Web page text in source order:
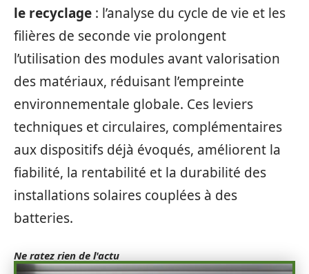
le recyclage : l’analyse du cycle de vie et les
filières de seconde vie prolongent
l’utilisation des modules avant valorisation
des matériaux, réduisant l’empreinte
environnementale globale. Ces leviers
techniques et circulaires, complémentaires
aux dispositifs déjà évoqués, améliorent la
fiabilité, la rentabilité et la durabilité des
installations solaires couplées à des
batteries.
Ne ratez rien de l'actu